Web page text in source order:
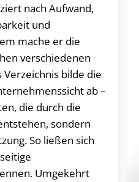
nach Aufwand,
und
mache er die
verschiedenen
bilde die
ab –
die durch die
sondern
So ließen sich
Umgekehrt